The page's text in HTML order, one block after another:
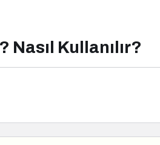
Kullanılır?